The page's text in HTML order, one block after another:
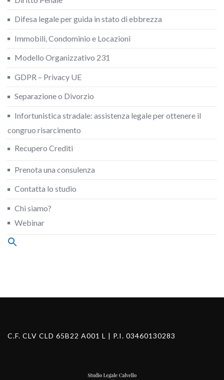
Difesa legale per guida in stato di ebbrezza
Immobili, Condominio e Locazioni
Modello Organizzativo 231
GDPR – Privacy UE
Separazione o Divorzio
Infortunistica stradale: assistenza legale per ottenere il
congruo risarcimento
Recupero Crediti
Prenota una consulenza
Contatta lo studio
Chi siamo?
Webinar
Search
C.F. CLV CLD 65B22 A001 L | P.I. 03460130283